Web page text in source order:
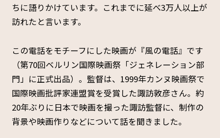
ちに語りかけています。これまでに延べ3万人以上が
訪れたと言います。
この電話をモチーフにした映画が『風の電話』です
（第70回ベルリン国際映画祭「ジェネレーション部
門」に正式出品）。監督は、1999年カンヌ映画祭で
国際映画批評家連盟賞を受賞した諏訪敦彦さん。約
20年ぶりに日本で映画を撮った諏訪監督に、制作の
背景や映画作りなどについて話を聞きました。